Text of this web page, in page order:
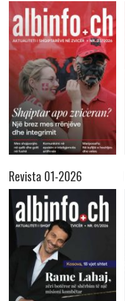
Revista 01-2026